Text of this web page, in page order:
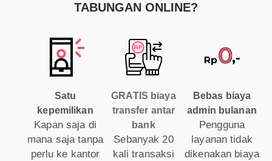
TABUNGAN ONLINE?
Satu
kepemilikan
Kapan saja di
mana saja tanpa
perlu ke kantor
GRATIS biaya
transfer antar
bank
Sebanyak 20
kali transaksi
Bebas biaya
admin bulanan
Pengguna
layanan tidak
dikenakan biaya